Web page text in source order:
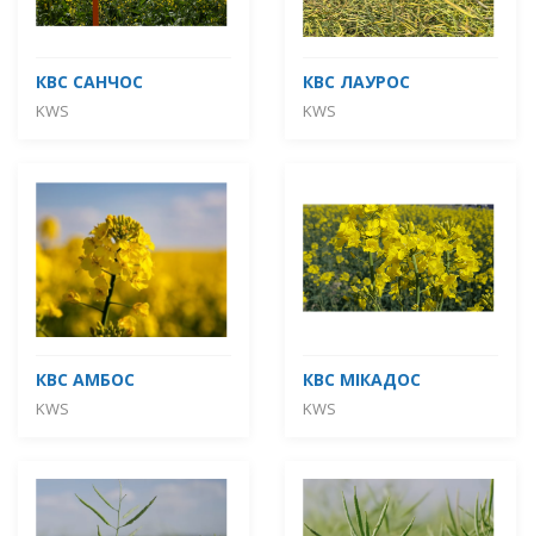
КВС САНЧОС
KWS
КВС ЛАУРОС
KWS
КВС АМБОС
KWS
КВС МІКАДОС
KWS